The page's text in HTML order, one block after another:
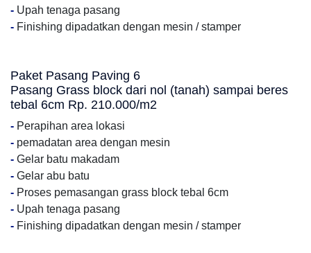
- Upah tenaga pasang
- Finishing dipadatkan dengan mesin / stamper
Paket Pasang Paving 6
Pasang Grass block dari nol (tanah) sampai beres
tebal 6cm Rp. 210.000/m2
- Perapihan area lokasi
- pemadatan area dengan mesin
- Gelar batu makadam
- Gelar abu batu
- Proses pemasangan grass block tebal 6cm
- Upah tenaga pasang
- Finishing dipadatkan dengan mesin / stamper